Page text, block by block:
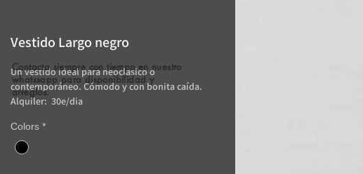
Vestido Largo negro
Un vestido ideal para neoclásico o
contemporáneo. Cómodo y con bonita caída.
Alquiler: 30e/dia
Colors *
Contacta siempre con tiempo en nuestro
whatssapp para disponibilidad y
arreglos.